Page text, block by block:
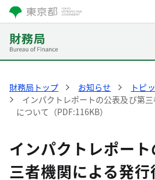
財務局トップ お知らせ トピ
インパクトレポートの公表及び第
について（PDF:116KB）
インパクトレポー
三者機関による発